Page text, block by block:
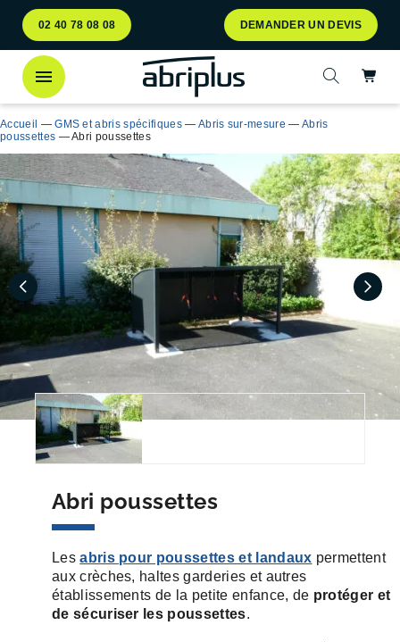
Aller
au
menu
Aller au
contenu
02 40 78 08 08 DEMANDER UN DEVIS
Ouvrir la
Accueil —GMS et abris spécifiques— Abris sur-mesure — Abris
poussettes —Abri poussettes
Abri poussettes
Lesabris pour poussettes et landaux permettent
aux crèches, haltes garderies et autres
établissements de la petite enfance, de protéger et
de sécuriser les poussettes.